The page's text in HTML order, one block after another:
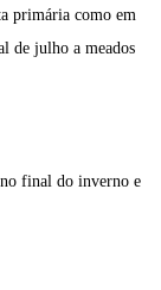
primária como em
de julho a meados
final do inverno e